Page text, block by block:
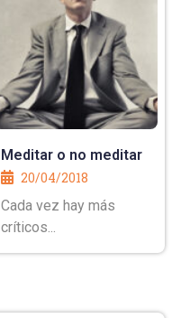
Meditar o no meditar
20/04/2018
Cada vez hay más
críticos...